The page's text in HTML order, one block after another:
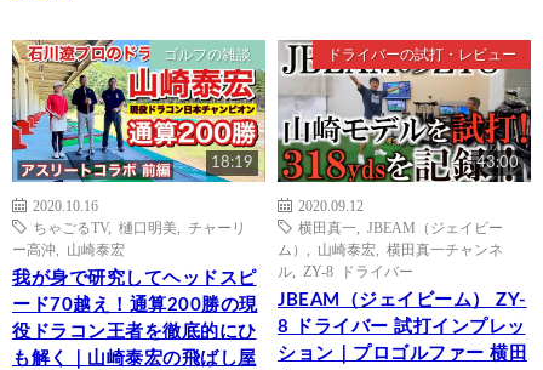
ゴルフの雑談
18:19
2020.10.16
ちゃごるTV, 樋口明美
チャーリ
ー高沖
山崎泰宏
我が身で研究してヘッドスピ
ード70越え！通算200勝の現
役ドラコン王者を徹底的にひ
も解く｜山崎泰宏の飛ばし屋
ドライバーの試打・レビュー
43:00
2020.09.12
横田真一
JBEAM（ジェイビー
ム）
山崎泰宏
横田真一チャンネ
ル
ZY-8 ドライバー
JBEAM（ジェイビーム） ZY-
8 ドライバー 試打インプレッ
ション｜プロゴルファー 横田